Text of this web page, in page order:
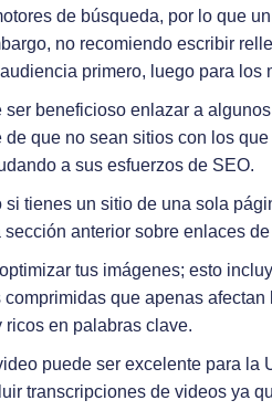
de búsqueda, por lo que
no recomiendo escribir
primero, luego para los
ser beneficioso enlazar a
que no sean sitios con los
a sus esfuerzos de SEO.
si tienes un sitio de una sola
anterior sobre enlaces
tus imágenes; esto
que apenas
en palabras clave.
puede ser excelente para la
transcripciones de videos ya